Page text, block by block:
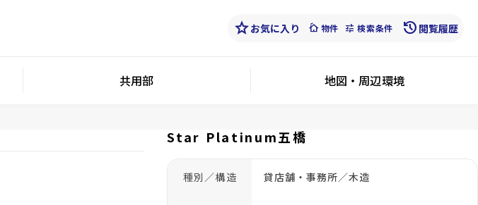
starお気に入り cottage物件 tune 検索条件 history 閲覧履歴
共用部 地図・周辺環境
Star Platinum五橋
種別／構造 貸店舗・事務所／木造